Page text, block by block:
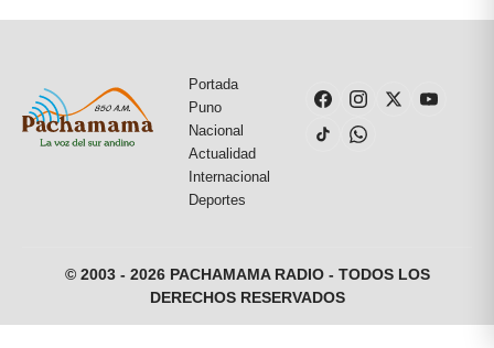
Portada
Puno
Nacional
Actualidad
Internacional
Deportes
© 2003 - 2026 PACHAMAMA RADIO - TODOS LOS
DERECHOS RESERVADOS